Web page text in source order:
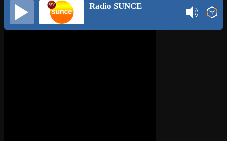
Radio SUNCE